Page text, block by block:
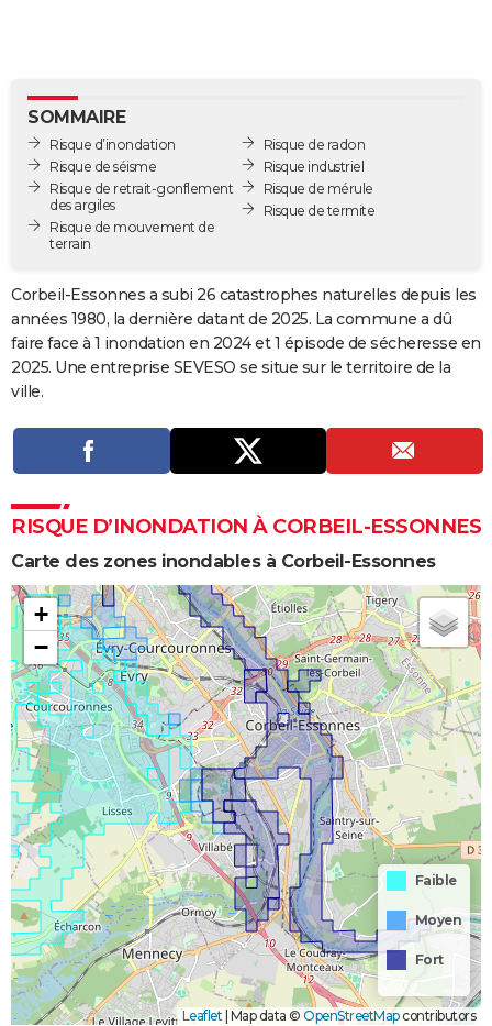
BONS PLANS
CARTE DE VOEUX
Carte de Noël
Carte Bonne année
Carte Saint-Valentin
Carte Pâques
Carte d'anniversaire
DICTIONNAIRE
Dictionnaire
Biographies
Citations
Expressions
Proverbes
PROGRAMME TV
COPAINS D'AVANT
S'inscrire
Se connecter
Lycées
Collèges
Primaires
Universités
Entreprises
Service militaire
Avis de recherche
AVIS DE DÉCÈS
FORUM
SOMMAIRE
Risque d’inondation
Risque de séisme
Risque de retrait-gonflement
des argiles
Risque de mouvement de
terrain
Risque de radon
Risque industriel
Risque de mérule
Risque de termite
Corbeil-Essonnes a subi 26 catastrophes naturelles depuis les
années 1980, la dernière datant de 2025. La commune a dû
faire face à 1 inondation en 2024 et 1 épisode de sécheresse en
2025. Une entreprise SEVESO se situe sur le territoire de la
ville.
RISQUE D’INONDATION À CORBEIL-ESSONNES
Carte des zones inondables à Corbeil-Essonnes
+
−
Faible
Moyen
Fort
Leaflet | Map data © OpenStreetMapcontributors